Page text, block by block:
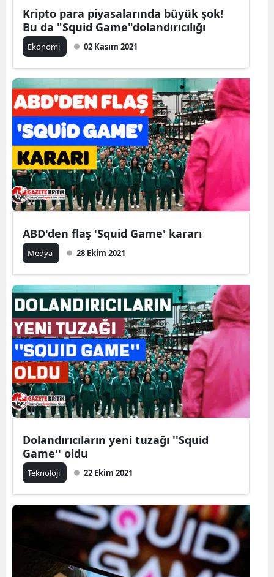
Kripto para piyasalarında büyük şok!
Bu da "Squid Game"dolandırıcılığı
Ekonomi 02 Kasım 2021
ABD'den flaş 'Squid Game' kararı
Medya 28 Ekim 2021
Dolandırıcıların yeni tuzağı ''Squid
Game'' oldu
Teknoloji 22 Ekim 2021